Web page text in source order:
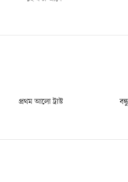
প্রথম আলো ট্রাস্ট